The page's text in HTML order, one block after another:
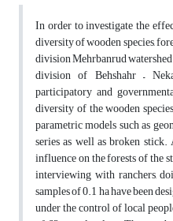
In order to investigate the
diversity of wooden species,
division Mehrbanrud
division of Behshahr –
participatory and
diversity of the wooden
parametric models such as
series as well as broken
influence on the forests of the
interviewing with ranchers,
samples of 0.1 ha have been
under the control of local